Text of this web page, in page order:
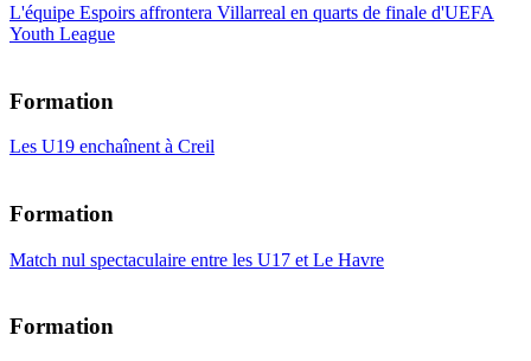
L'équipe Espoirs affrontera Villarreal en quarts de finale d'UEFA
Youth League
Formation
Les U19 enchaînent à Creil
Formation
Match nul spectaculaire entre les U17 et Le Havre
Formation